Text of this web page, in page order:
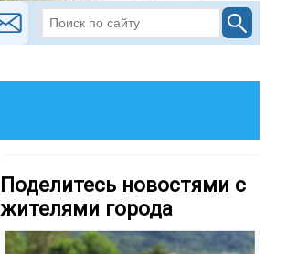
Поделитесь новостями с
жителями города